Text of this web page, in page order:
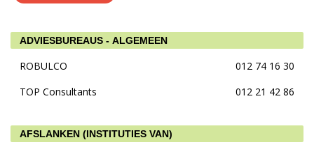
ADVIESBUREAUS - ALGEMEEN
ROBULCO
012 74 16 30
TOP Consultants
012 21 42 86
AFSLANKEN (INSTITUTIES VAN)